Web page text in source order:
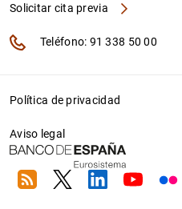
Solicitar cita previa
Teléfono: 91 338 50 00
Política de privacidad
Aviso legal
RSS TwitterLinkedin
Youtube